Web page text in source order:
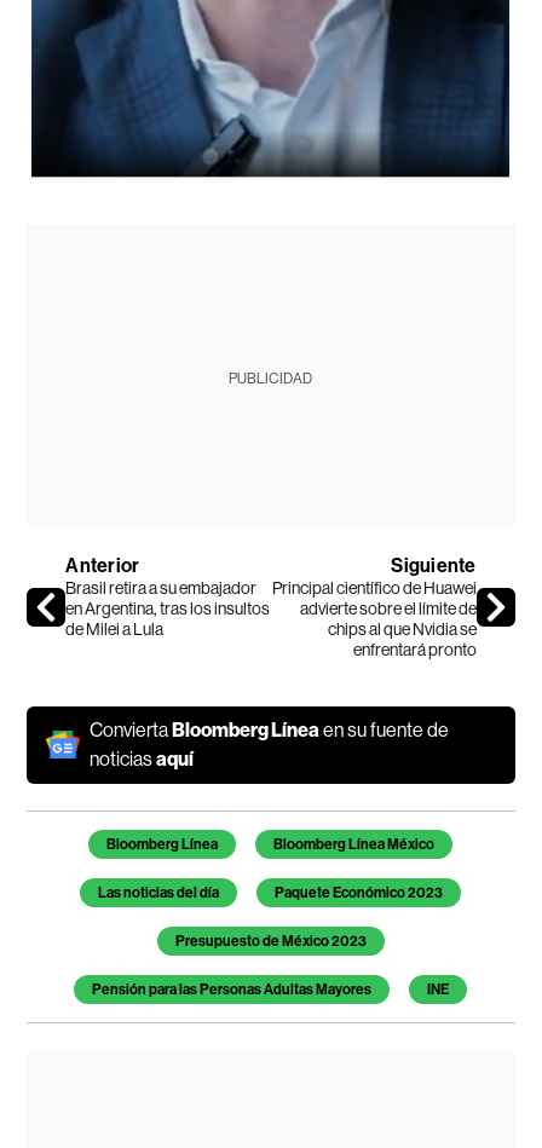
PUBLICIDAD
Anterior
Brasil retira a su embajador
en Argentina, tras los insultos
de Milei a Lula
Siguiente
Principal científico de Huawei
advierte sobre el límite de
chips al que Nvidia se
enfrentará pronto
ConviertaBloomberg Línea en su fuente de
noticiasaquí
Temas de este artículo
Bloomberg Línea Bloomberg Línea México
Las noticias del día Paquete Económico 2023
Presupuesto de México 2023
Pensión para las Personas Adultas Mayores INE